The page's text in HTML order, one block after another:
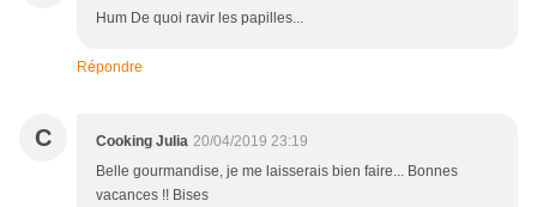
Hum De quoi ravir les papilles...
Répondre
C Cooking Julia 20/04/2019 23:19
Belle gourmandise, je me laisserais bien faire... Bonnes
vacances !! Bises